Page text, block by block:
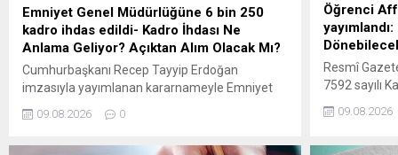
Emniyet Genel Müdürlüğüne 6 bin 250
kadro ihdas edildi- Kadro İhdası Ne
Anlama Geliyor? Açıktan Alım Olacak Mı?
Cumhurbaşkanı Recep Tayyip Erdoğan
imzasıyla yayımlanan kararnameyle Emniyet
6.250 kadro ihdas edildi. Merkez teşkilatı: 925
09.08.2026 0
Öğrenci
Resmî
7592 sayılı
geçti.
09.08.2026